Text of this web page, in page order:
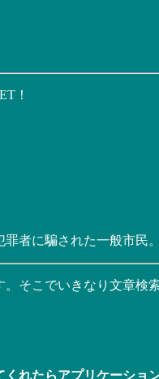
！
者に騙された一般市民
そこでいきなり文章検
くれたらアプリケーショ